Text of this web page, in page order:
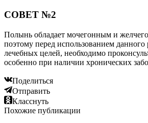
СОВЕТ №2
Полынь обладает мочегонным и
поэтому перед использованием данного
лечебных целей, необходимо
особенно при наличии хронических
Поделиться
Отправить
Класснуть
Похожие публикации